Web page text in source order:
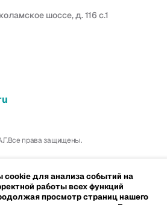
шоссе, д. 116 с.1
Все права защищены.
для анализа событий на
работы всех функций
просмотр страниц нашего